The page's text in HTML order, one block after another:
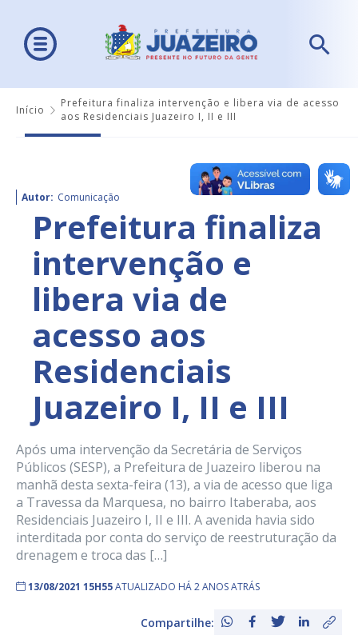
Início
Prefeitura finaliza intervenção e libera via de acesso
aos Residenciais Juazeiro I, II e III
Autor: Comunicação
Prefeitura finaliza
intervenção e
libera via de
acesso aos
Residenciais
Juazeiro I, II e III
Após uma intervenção da Secretária de Serviços
Públicos (SESP), a Prefeitura de Juazeiro liberou na
manhã desta sexta-feira (13), a via de acesso que liga
a Travessa da Marquesa, no bairro Itaberaba, aos
Residenciais Juazeiro I, II e III. A avenida havia sido
interditada por conta do serviço de reestruturação da
drenagem e troca das […]
13/08/2021 15H55ATUALIZADO HÁ 2 ANOS ATRÁS
Compartilhe: